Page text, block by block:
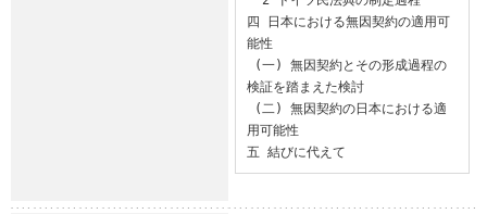
四 日本における無因契約の適用可
能性
検証を踏まえた検討
用可能性
五 結びに代えて